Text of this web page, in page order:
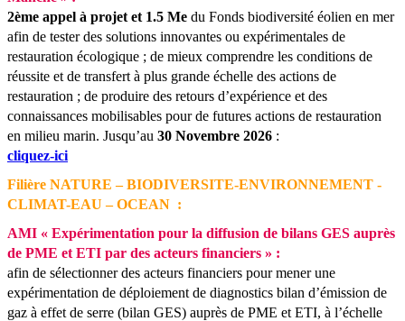
2ème appel à projet et 1.5 Me du Fonds biodiversité éolien en mer
afin de tester des solutions innovantes ou expérimentales de
restauration écologique ; de mieux comprendre les conditions de
réussite et de transfert à plus grande échelle des actions de
restauration ; de produire des retours d’expérience et des
connaissances mobilisables pour de futures actions de restauration
en milieu marin. Jusqu’au 30 Novembre 2026 :
cliquez-ici
Filière NATURE – BIODIVERSITE-ENVIRONNEMENT -
CLIMAT-EAU – OCEAN :
AMI « Expérimentation pour la diffusion de bilans GES auprès
de PME et ETI par des acteurs financiers » :
afin de sélectionner des acteurs financiers pour mener une
expérimentation de déploiement de diagnostics bilan d’émission de
gaz à effet de serre (bilan GES) auprès de PME et ETI, à l’échelle